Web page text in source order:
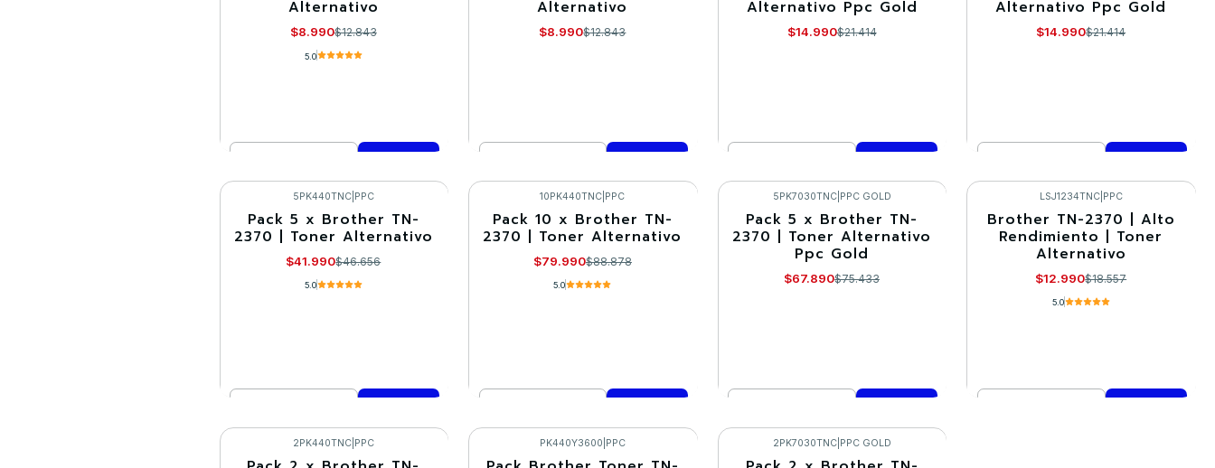
Alternativo
$8.990$12.843
5.0
Comprar ahora
Alternativo
$8.990$12.843
Comprar ahora
Alternativo Ppc Gold
$14.990$21.414
Comprar ahora
Alternativo Ppc Gold
$14.990$21.414
Comprar ahora
-10%
5PK440TNC| PPC
Pack 5 x Brother TN-
2370 | Toner Alternativo
$41.990$46.656
5.0
Comprar ahora
-10%
10PK440TNC PPC
Pack 10 x Brother TN-
2370 | Toner Alternativo
$79.990$88.878
5.0
Comprar ahora
-10%
5PK7030TNC| PPC GOLD
Pack 5 x Brother TN-
2370 | Toner Alternativo
Ppc Gold
$67.890$75.433
Comprar ahora
-30%
LSJ1234TNC| PPC
Brother TN-2370 | Alto
Rendimiento | Toner
Alternativo
$12.990$18.557
5.0
2PK440TNC| PPC PK440Y3600 PPC 2PK7030TNC| PPC GOLD